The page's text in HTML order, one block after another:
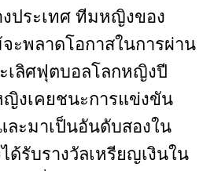
ประเทศ ทีมหญิงของ
ะพลาดโอกาสในการผ่าน
เลิศฟุตบอลโลกหญิงปี
ญิงเคยชนะการแข่งขัน
ละมาเป็นอันดับสองใน
ด้รับรางวัลเหรียญเงินใน